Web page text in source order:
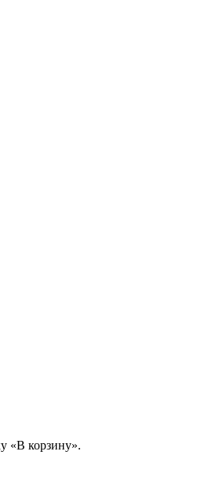
«В корзину».